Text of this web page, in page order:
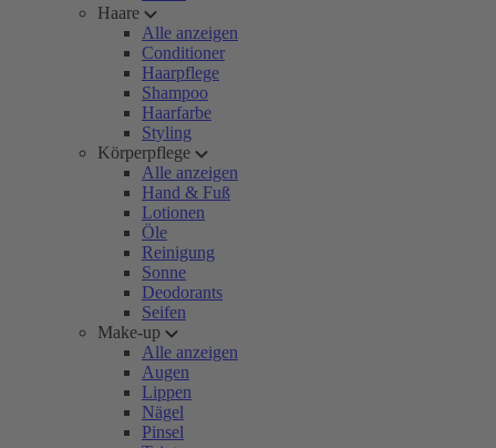
Haare
Alle anzeigen
Conditioner
Haarpflege
Shampoo
Haarfarbe
Styling
Körperpflege
Alle anzeigen
Hand & Fuß
Lotionen
Öle
Reinigung
Sonne
Deodorants
Seifen
Make-up
Alle anzeigen
Augen
Lippen
Nägel
Pinsel